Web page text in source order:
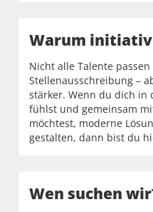
Warum
Nicht alle Talente
Stellenausschreibung –
stärker. Wenn du dich in
fühlst und gemeinsam
möchtest, moderne
gestalten, dann bist du
Wen suchen